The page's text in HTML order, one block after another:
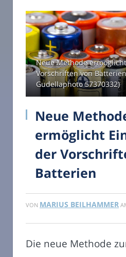
Neue Methode
Vorschriften von
Gudellaphoto 57370332)
Neue
ermöglicht
der
Batterien
VON MARIUS BEILHAMMER
Die neue Methode